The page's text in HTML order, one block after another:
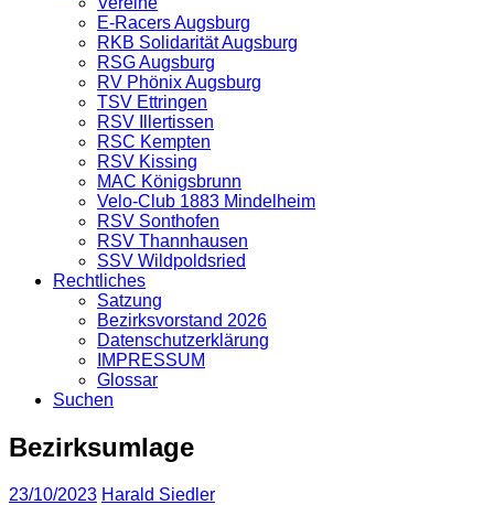
E-Racers Augsburg
RKB Solidarität Augsburg
RSG Augsburg
RV Phönix Augsburg
TSV Ettringen
RSV Illertissen
RSC Kempten
RSV Kissing
MAC Königsbrunn
Velo-Club 1883 Mindelheim
RSV Sonthofen
RSV Thannhausen
SSV Wildpoldsried
Rechtliches
Satzung
Bezirksvorstand 2026
Datenschutzerklärung
IMPRESSUM
Glossar
Suchen
Bezirksumlage
23/10/2023 Harald Siedler